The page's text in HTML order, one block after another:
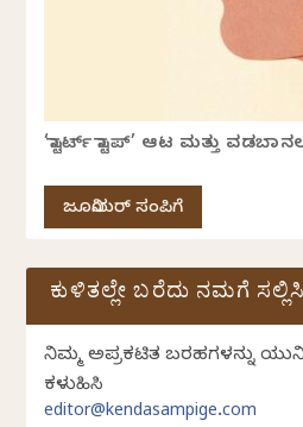
‘ಸ್ಟಾರ್ಟ್ ಸ್ಟಾಪ್’ ಆಟ ಮತ್ತು
ಜೂನಿಯರ್ ಸಂಪಿಗೆ
ಕುಳಿತಲ್ಲೇ ಬರೆದು ನಮಗೆ ಸಲ್ಲಿಸಿ
ನಿಮ್ಮ ಅಪ್ರಕಟಿತ ಬರಹಗಳನ್ನು
ಕಳುಹಿಸಿ
editor@kendasampige.com